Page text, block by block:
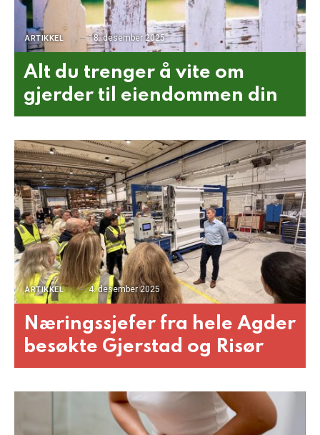
ARTIKKEL 18. desember 2025
Alt du trenger å vite om
gjerder til eiendommen din
ARTIKKEL 4. desember 2025
Næringssjefer fra hele Agder
besøkte Gjerstad og Risør